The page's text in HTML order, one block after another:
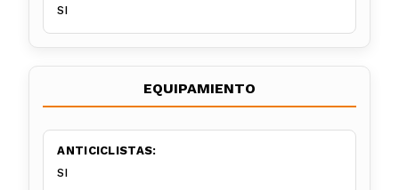
SI
EQUIPAMIENTO
ANTICICLISTAS:
SI